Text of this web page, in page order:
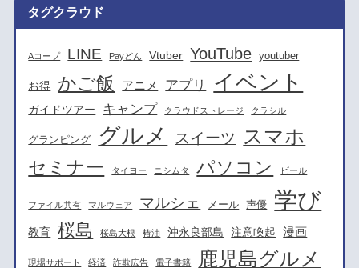
タグクラウド
Aコープ LINE Payどん Vtuber YouTube youtuber
お得 かご飯 アニメ アプリ イベント
ガイドツアー キャンプ クラウドストレージ クラシル
グランピング グルメ スイーツ スマホ
セミナー タイヨー ニシムタ パソコン ビール
ファイル共有 マルウェア マルシェ メール 声優 学び
教育 桜島 桜島大根 椿油 沖永良部島 注意喚起 漫画
現場サポート 経済 詐欺広告 電子書籍 鹿児島グルメ